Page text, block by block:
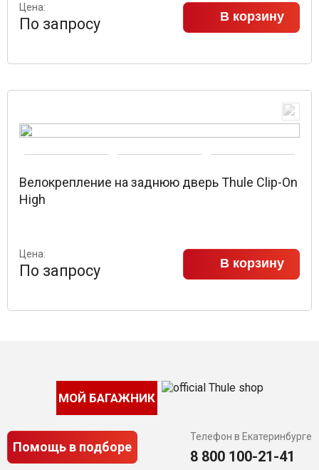
Цена:
По запросу В корзину
Велокрепление на заднюю дверь Thule Clip-On
High
Цена:
По запросу В корзину
МОЙ БАГАЖНИК
Помощь в подборе
Телефон в Екатеринбурге
8 800 100-21-41